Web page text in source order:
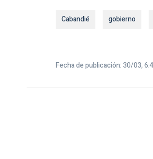
Cabandié gobierno
Fecha de publicación: 30/03,